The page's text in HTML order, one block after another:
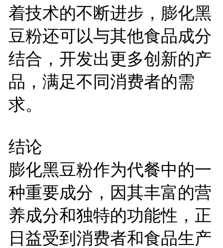
着技术的不断进步，膨化黑
豆粉还可以与其他食品成分
结合，开发出更多创新的产
品，满足不同消费者的需
求。
结论
膨化黑豆粉作为代餐中的一
种重要成分，因其丰富的营
养成分和独特的功能性，正
日益受到消费者和食品生产